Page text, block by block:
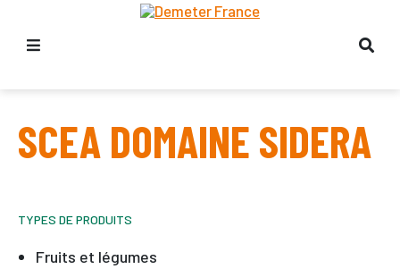
SCEA DOMAINE SIDERA
TYPES DE PRODUITS
Fruits et légumes